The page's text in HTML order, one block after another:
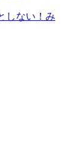
しない！み